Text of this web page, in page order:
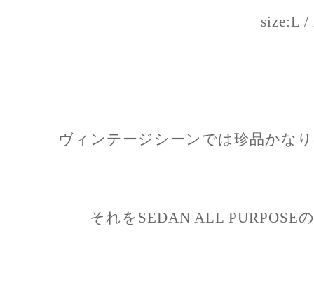
size:L
ヴィンテージシーンでは珍品かな
それをSEDAN ALL PURPOSE